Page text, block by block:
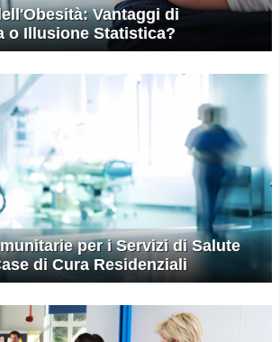
Vantaggi di
o Illusione Statistica?
per i Servizi di Salute
di Cura Residenziali